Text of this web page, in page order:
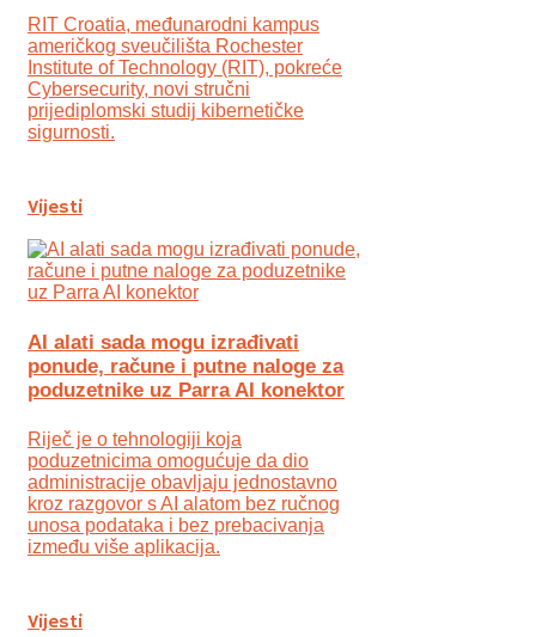
RIT Croatia, međunarodni kampus
američkog sveučilišta Rochester
Institute of Technology (RIT), pokreće
Cybersecurity, novi stručni
prijediplomski studij kibernetičke
sigurnosti.
Vijesti
AI alati sada mogu izrađivati
ponude, račune i putne naloge za
poduzetnike uz Parra AI konektor
Riječ je o tehnologiji koja
poduzetnicima omogućuje da dio
administracije obavljaju jednostavno
kroz razgovor s AI alatom bez ručnog
unosa podataka i bez prebacivanja
između više aplikacija.
Vijesti